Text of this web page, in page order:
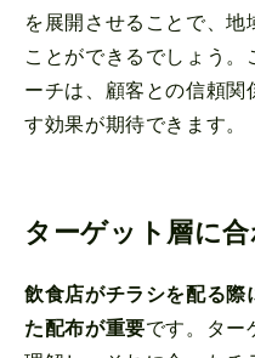
を展開させることで、地
ことができるでしょう。
ーチは、顧客との信頼
す効果が期待できます。
ターゲット層に
飲食店がチラシを配る際
た配布が重要です。ター